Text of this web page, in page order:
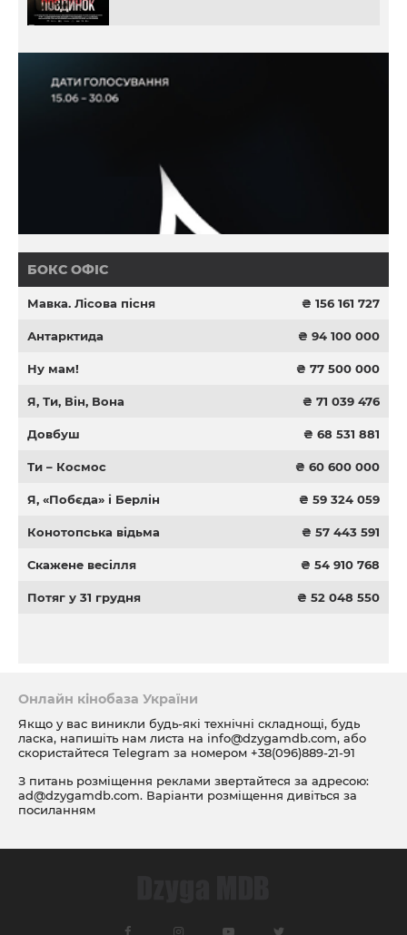
БОКС ОФІС
Мавка. Лісова пісня ₴ 156 161 727
Антарктида ₴ 94 100 000
Ну мам! ₴ 77 500 000
Я, Ти, Він, Вона ₴ 71 039 476
Довбуш ₴ 68 531 881
Ти – Космос ₴ 60 600 000
Я, «Побєда» і Берлін ₴ 59 324 059
Конотопська відьма ₴ 57 443 591
Скажене весілля ₴ 54 910 768
Потяг у 31 грудня ₴ 52 048 550
Онлайн кінобаза України
Якщо у вас виникли будь-які технічні складнощі, будь
ласка, напишіть нам листа на info@dzygamdb.com, або
скористайтеся Telegram за номером +38(096)889-21-91
З питань розміщення реклами звертайтеся за адресою:
ad@dzygamdb.com. Варіанти розміщення дивіться за
посиланням